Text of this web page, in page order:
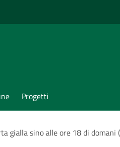
Progetti
gialla sino alle ore 18 di